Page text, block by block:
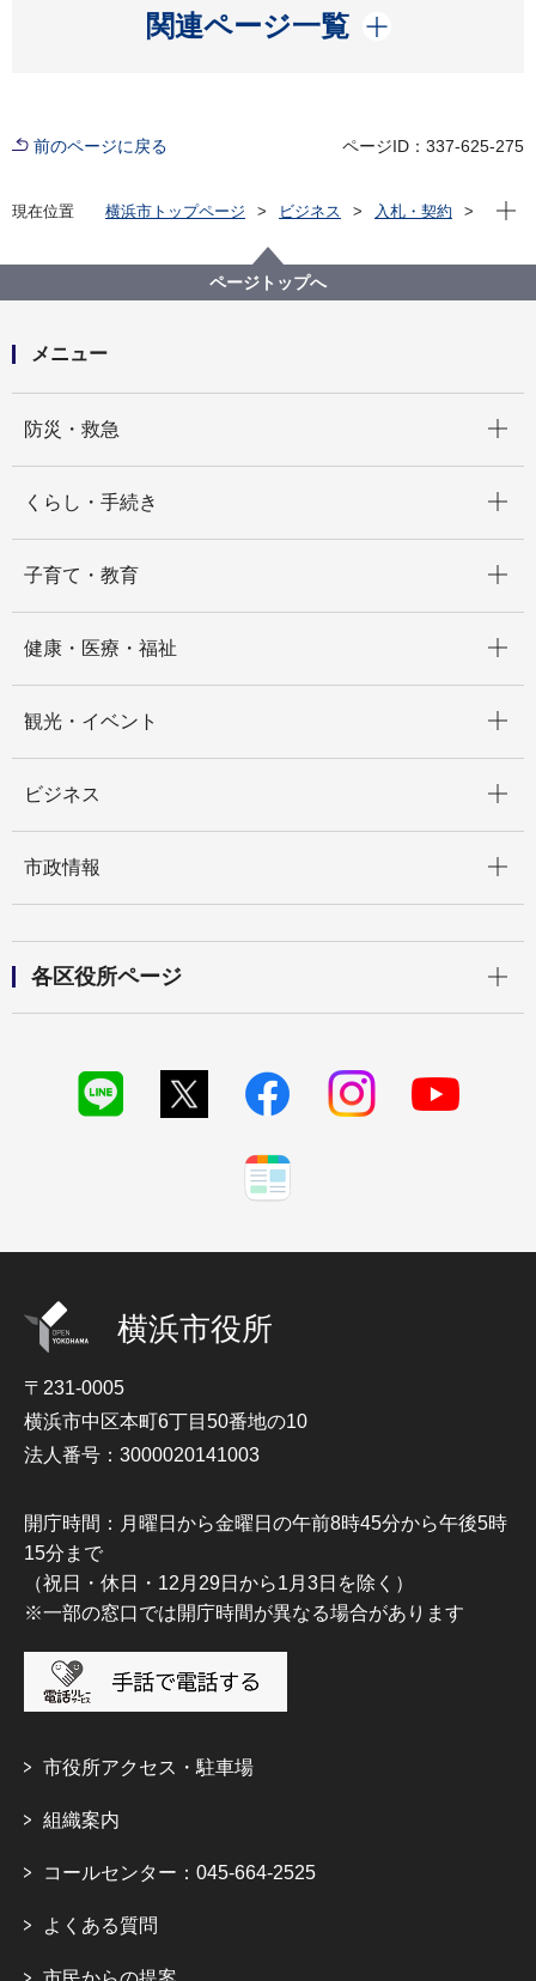
関連ページ一覧
開く
前のページに戻る ページID：337-625-275
現在位置 横浜市トップページ ビジネス
入札・契約
健康福祉局
【入札結果公表】【公募型指名競争入札】令和４年度
新型コロナウイルス感染症等事務補助業務人材派遣契
現在
ページトップへ
メニュー
防災・救急
くらし・手続き
子育て・教育
健康・医療・福祉
観光・イベント
ビジネス
市政情報
各区役所ページ
横浜市役所
〒231-0005
横浜市中区本町6丁目50番地の10
法人番号：3000020141003
開庁時間：月曜日から金曜日の午前8時45分から午後5時
15分まで
（祝日・休日・12月29日から1月3日を除く）
※一部の窓口では開庁時間が異なる場合があります
市役所アクセス・駐車場
組織案内
コールセンター：045-664-2525
よくある質問